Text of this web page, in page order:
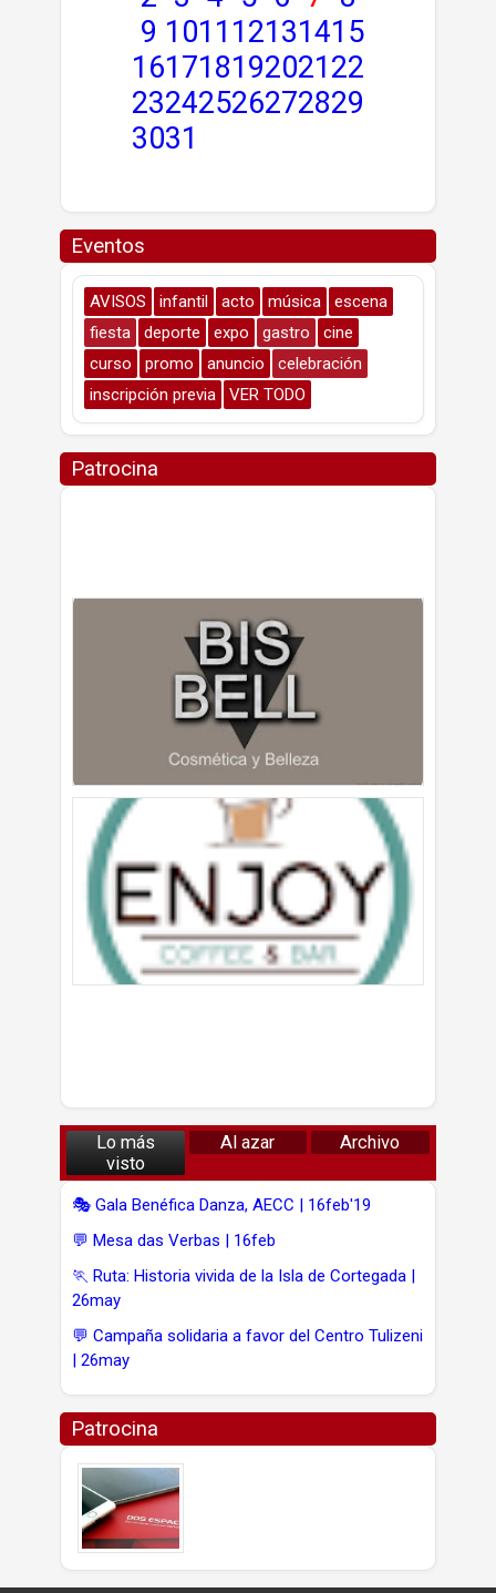
9 1011 12131415
16171819202122
23242526272829
3031
Eventos
AVISOS infantil acto música
escena
fiesta
deporte expo gastro
cine
curso
promo anuncio
celebración
inscripción previa
VER TODO
Patrocina
Lo más
visto
Al azar Archivo
🎭 Gala Benéfica Danza, AECC | 16feb'19
💬 Mesa das Verbas | 16feb
🏃 Ruta: Historia vivida de la Isla de Cortegada |
26may
💬 Campaña solidaria a favor del Centro Tulizeni
| 26may
Patrocina